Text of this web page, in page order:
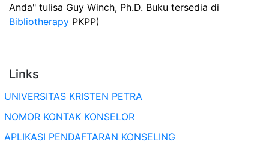
Anda" tulisa Guy Winch, Ph.D. Buku tersedia di
Bibliotherapy PKPP)
Links
UNIVERSITAS KRISTEN PETRA
NOMOR KONTAK KONSELOR
APLIKASI PENDAFTARAN KONSELING